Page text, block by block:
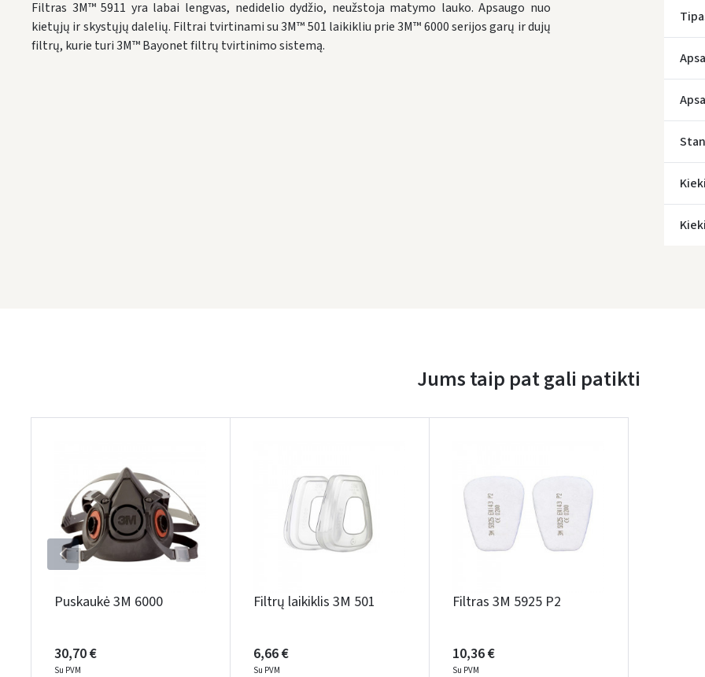
Filtras 3M™ 5911 yra labai lengvas, nedidelio dydžio, neužstoja matymo lauko. Apsaugo nuo
kietųjų ir skystųjų dalelių. Filtrai tvirtinami su 3M™ 501 laikikliu prie 3M™ 6000 serijos garų ir dujų
filtrų, kurie turi 3M™ Bayonet filtrų tvirtinimo sistemą.
Jums taip pat gali patikti
Puskaukė 3M 6000
30,70 €
Su PVM
Filtrų laikiklis 3M 501
6,66 €
Su PVM
Filtras 3M 5925 P2
10,36 €
Su PVM
Įvertinimas:
Prisijungti